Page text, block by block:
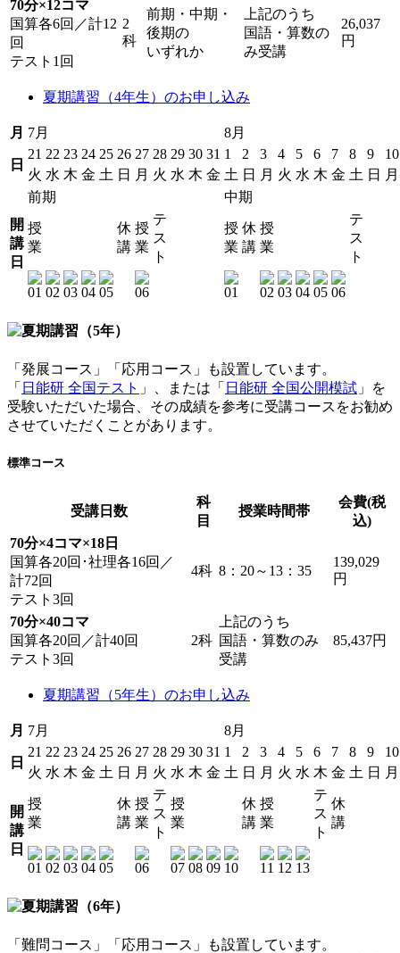
70分×12コマ
国算各6回／計12
回
テスト1回
2
科
前期・中期・
後期の
いずれか
上記のうち
国語・算数の
み受講
26,037
円
夏期講習（4年生）のお申し込み
月 7月 8月
日
21 22 23 24 25 26 27 28 29 30 31 1 2 3 4 5 6 7 8 9
10
火 水 木 金 土 日 月 火 水 木 金 土 日 月 火 水 木 金 土 日 月
開
講
日
前期 中期
授
業
休
講
授
業
テ
ス
ト
授
業
休
講
授
業
テ
ス
ト
「発展コース」「応用コース」も設置しています。
「 日能研 全国テスト 」、または「 日能研 全国公開模試 」を
受験いただいた場合、その成績を参考に受講コースをお勧め
させていただくことがあります。
標準コース
受講日数
科
目
授業時間帯
会費(税
込)
70分×4コマ×18日
国算各20回･社理各16回／
計72回
テスト3回
4科 8：20～13：35
139,029
円
70分×40コマ
国算各20回／計40回
テスト3回
2科
上記のうち
国語・算数のみ
受講
85,437円
夏期講習（5年生）のお申し込み
月 7月 8月
日
21 22 23 24 25 26 27 28 29 30 31 1 2 3 4 5 6 7 8 9
10
火 水 木 金 土 日 月 火 水 木 金 土 日 月 火 水 木 金 土 日 月
開
講
日
授
業
休
講
授
業
テ
ス
ト
授
業
休
講
授
業
テ
ス
ト
休
講
「難問コース」「応用コース」も設置しています。